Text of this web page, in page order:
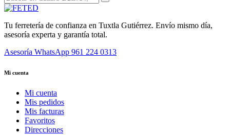
Tu ferretería de confianza en Tuxtla Gutiérrez. Envío mismo día,
asesoría experta y garantía total.
Asesoría WhatsApp 961 224 0313
Mi cuenta
Mi cuenta
Mis pedidos
Mis facturas
Favoritos
Direcciones